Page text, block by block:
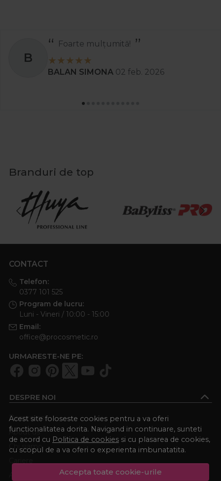
Acest site foloseste cookies pentru a va oferi
functionalitatea dorita. Navigand in continuare, sunteti
de acord cu Politica de cookies si cu plasarea de cookies,
cu scopul de a va oferi o experienta imbunatatita.
Accepta toate cookie-urile
B
Foarte mulțumită!
BALAN SIMONA 02 feb. 2026
Branduri de top
CONTACT
Telefon:
0377 101 525
Program de lucru:
Luni - Vineri / 10:00 - 15:00
Email:
office@procosmetic.ro
URMARESTE-NE PE:
DESPRE NOI
Despre noi
About us
Chi siamo
Academia Procosmetic